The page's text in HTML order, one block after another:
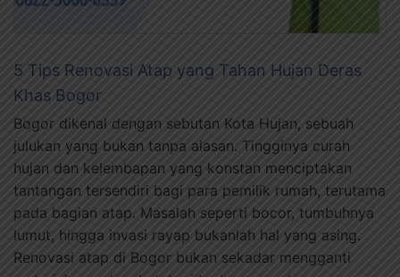
5 Tips Renovasi Atap yang Tahan Hujan Deras
Khas Bogor
Bogor dikenal dengan sebutan Kota Hujan, sebuah
julukan yang bukan tanpa alasan. Tingginya curah
hujan dan kelembapan yang konstan menciptakan
tantangan tersendiri bagi para pemilik rumah, terutama
pada bagian atap. Masalah seperti bocor, tumbuhnya
lumut, hingga invasi rayap bukanlah hal yang asing.
Renovasi atap di Bogor bukan sekadar mengganti